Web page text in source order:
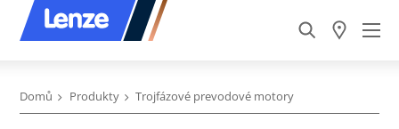
Domů Produkty Trojfázové prevodové motory